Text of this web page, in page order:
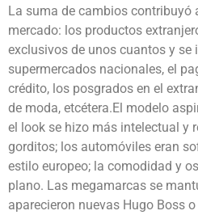
La suma de cambios contribuyó
mercado: los productos
exclusivos de unos cuantos y se
supermercados nacionales, el
crédito, los posgrados en el
de moda, etcétera.El modelo
el look se hizo más intelectual y
gorditos; los automóviles eran
estilo europeo; la comodidad y
plano. Las megamarcas se
aparecieron nuevas Hugo Boss